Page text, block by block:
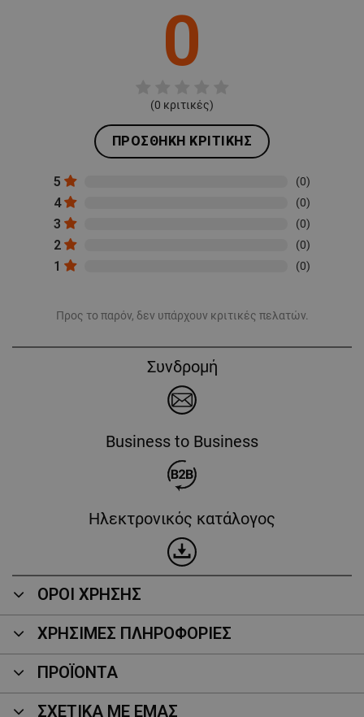
0
(0 κριτικές)
ΠΡΟΣΘΉΚΗ ΚΡΙΤΙΚΉΣ
5 (0)
4 (0)
3 (0)
2 (0)
1 (0)
Προς το παρόν, δεν υπάρχουν κριτικές πελατών.
Συνδρομή
Business to Business
Ηλεκτρονικός κατάλογος
ΟΡΟΙ ΧΡΗΣΗΣ
ΧΡΗΣΙΜΕΣ ΠΛΗΡΟΦΟΡΙΕΣ
ΠΡΟΪΌΝΤΑ
ΣΧΕΤΙΚΑ ΜΕ ΕΜΑΣ